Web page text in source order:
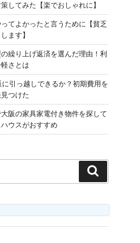
してみた【楽でおしゃれに】
てよかったと言うために【貧乏
ます】
繰り上げ返済を選んだ理由！利
さとは
引っ越しできるか？初期費用を
つけた
阪の家具家電付き物件を探して
ウスがおすすめ
索